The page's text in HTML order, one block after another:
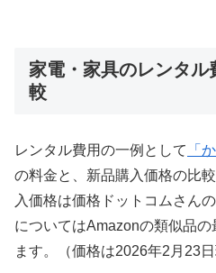
家電・家具のレンタル
較
レンタル費用の一例として 「
の料金と、新品購入価格の比
入価格は価格ドットコムさん
についてはAmazonの類似品
ます。（価格は2026年2月23日